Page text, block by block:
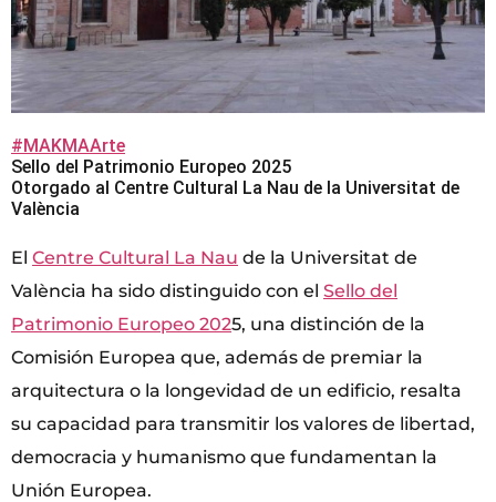
#MAKMAArte
Sello del Patrimonio Europeo 2025
Otorgado al Centre Cultural La Nau de la Universitat de
València
El Centre Cultural La Nau de la Universitat de
València ha sido distinguido con el Sello del
Patrimonio Europeo 2025, una distinción de la
Comisión Europea que, además de premiar la
arquitectura o la longevidad de un edificio, resalta
su capacidad para transmitir los valores de libertad,
democracia y humanismo que fundamentan la
Unión Europea.